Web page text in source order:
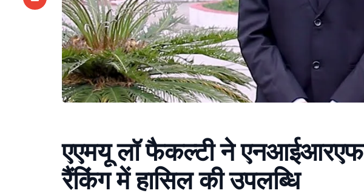
एएमयू लॉ फैकल्टी ने एनआईआरएफ
रैंकिंग में हासिल की उपलब्धि